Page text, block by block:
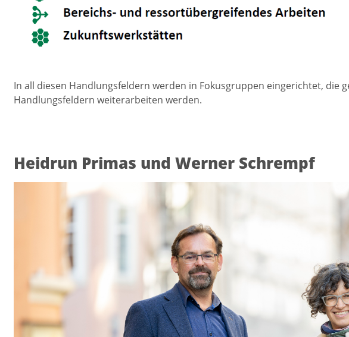
In all diesen Handlungsfeldern werden in Fokusgruppen eingerichtet, die
Handlungsfeldern weiterarbeiten werden.
Heidrun Primas und Werner Schrempf